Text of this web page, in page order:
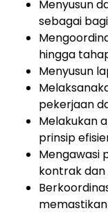
Menyusun
sebagai
hingga
Menyusun
pekerjaan
Melakukan
prinsip
Mengawasi
kontrak dan